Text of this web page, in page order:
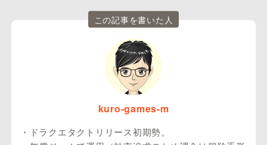
この記事を書いた人
kuro-games-m
・ドラクエタクトリリース初期勢。